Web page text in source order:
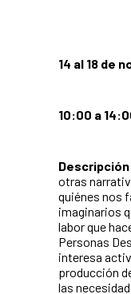
14 al 18 de
10:00 a
otras
quiénes nos
imaginarios
labor que
Personas
interesa
producción
las